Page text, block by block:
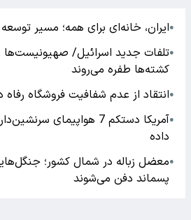
●ایران، خانه‌ای برای همه؛ مسیر
●تلفات جدید اسرائیل/ صهیونیست‌ها
کشته‌ها طفره می‌روند
●انتقاد از عدم شفافیت فروشگاه رفاه
●
آمریکا دستکم 7 هواپیمای
داده
●معضل زباله در شمال کشور؛
پسماند دفن می‌شوند